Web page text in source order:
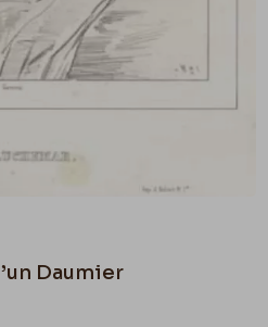
Daumier